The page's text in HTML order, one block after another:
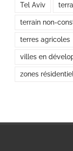
Tel Aviv
terrain non-
terres agricoles
villes en
zones